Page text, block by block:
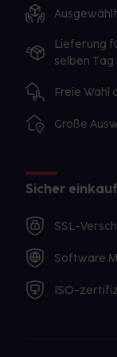
Lieferung
selben Tag
Freie Wahl
Große
Sicher
SSL-
Software
ISO-